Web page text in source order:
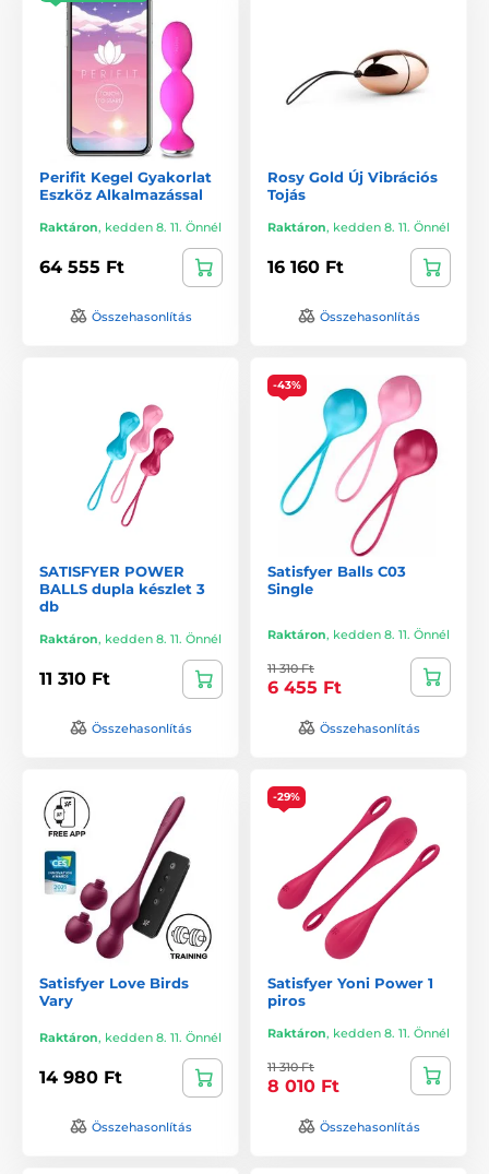
Perifit Kegel Gyakorlat
Eszköz Alkalmazással
Raktáron, kedden 8. 11. Önnél
64 555 Ft
Összehasonlítás
Rosy Gold Új Vibrációs
Tojás
Raktáron, kedden 8. 11. Önnél
16 160 Ft
Összehasonlítás
SATISFYER POWER
BALLS dupla készlet 3
db
Raktáron, kedden 8. 11. Önnél
11 310 Ft
Összehasonlítás
-43%
Satisfyer Balls C03
Single
Raktáron, kedden 8. 11. Önnél
11 310 Ft
6 455 Ft
Összehasonlítás
Satisfyer Love Birds
Vary
Raktáron, kedden 8. 11. Önnél
14 980 Ft
Összehasonlítás
-29%
Satisfyer Yoni Power 1
piros
Raktáron, kedden 8. 11. Önnél
11 310 Ft
8 010 Ft
Összehasonlítás